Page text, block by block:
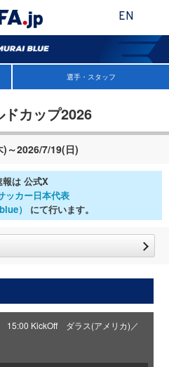
EN
選手・スタッフ
カップ2026
～2026/7/19(日)
報は 公式X
ッカー日本代表
）
にて行います。
KickOff ダラス(アメリカ)／